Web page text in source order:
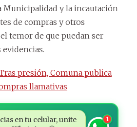
Municipalidad y la incautación
de compras y otros
temor de que puedan ser
evidencias.
presión, Comuna publica
llamativas
en tu celular, unite
1